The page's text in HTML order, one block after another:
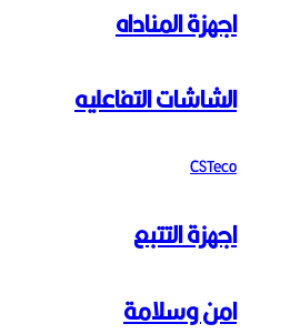
اجهزة المناداه
الشاشات التفاعليه
CSTeco
اجهزة التتبع
امن وسلامة